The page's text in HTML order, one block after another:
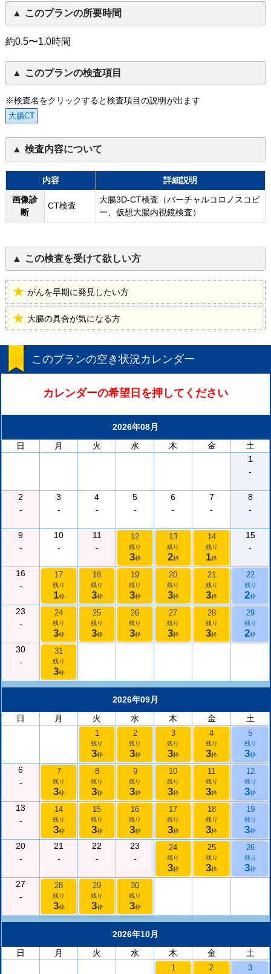
このプランの所要時間
約0.5〜1.0時間
このプランの検査項目
※検査名をクリックすると検査項目の説明が出ます
大腸CT
検査内容について
内容
詳細説明
画像診
断
CT検査
大腸3D-CT検査（バーチャルコロノスコピ
ー、仮想大腸内視鏡検査）
この検査を受けて欲しい方
がんを早期に発見したい方
大腸の具合が気になる方
このプランの空き状況カレンダー
カレンダーの希望日を押してください
2026年08月
日
月 火 水 木 金
土
1
-
2
-
3
-
4
-
5
-
6
-
7
-
8
-
9
-
10
-
11
-
12
残り
3枠
13
残り
2枠
14
残り
1枠
15
-
16
-
17
残り
1枠
18
残り
3枠
19
残り
3枠
20
残り
3枠
21
残り
3枠
22
残り
2枠
23
-
24
残り
3枠
25
残り
3枠
26
残り
3枠
27
残り
3枠
28
残り
3枠
29
残り
2枠
30
-
31
残り
3枠
2026年09月
日
月 火 水 木 金 土
1
残り
3枠
2
残り
3枠
3
残り
3枠
4
残り
3枠
5
残り
3枠
6
-
7
残り
3枠
8
残り
3枠
9
残り
3枠
10
残り
3枠
11
残り
3枠
12
残り
3枠
13
-
14
残り
3枠
15
残り
3枠
16
残り
3枠
17
残り
3枠
18
残り
3枠
19
残り
3枠
20
-
21
-
22
-
23
-
24
残り
3枠
25
残り
3枠
26
残り
3枠
27
-
28
残り
3枠
29
残り
3枠
30
残り
3枠
2026年10月
日
月 火 水 木 金 土
1 2 3